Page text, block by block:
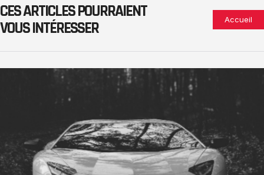
CES ARTICLES POURRAIENT
VOUS INTÉRESSER
Accueil